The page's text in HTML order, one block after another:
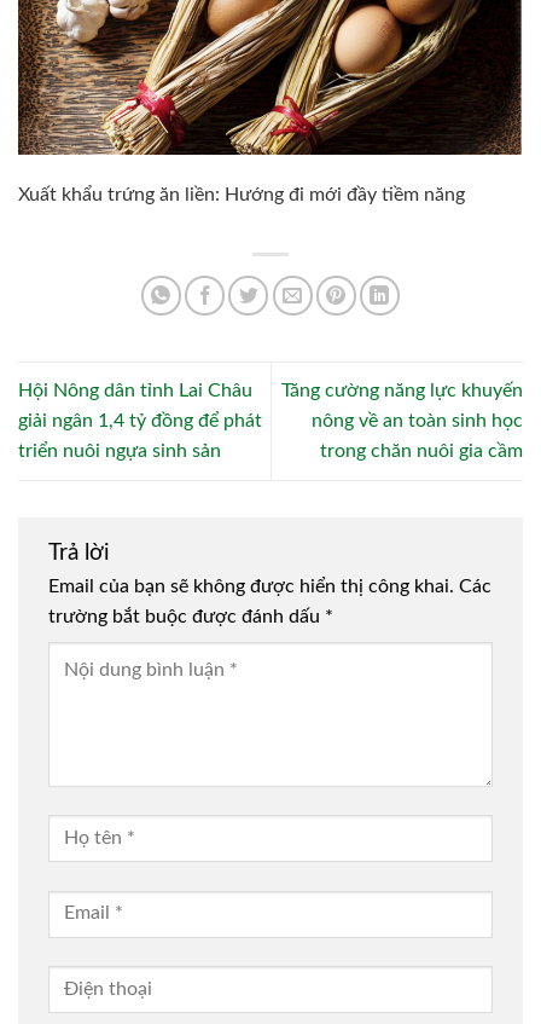
Xuất khẩu trứng ăn liền: Hướng đi mới đầy tiềm năng
Hội Nông dân tỉnh Lai Châu
giải ngân 1,4 tỷ đồng để phát
triển nuôi ngựa sinh sản
Tăng cường năng lực khuyến
nông về an toàn sinh học
trong chăn nuôi gia cầm
Trả lời
Email của bạn sẽ không được hiển thị công khai. Các
trường bắt buộc được đánh dấu *